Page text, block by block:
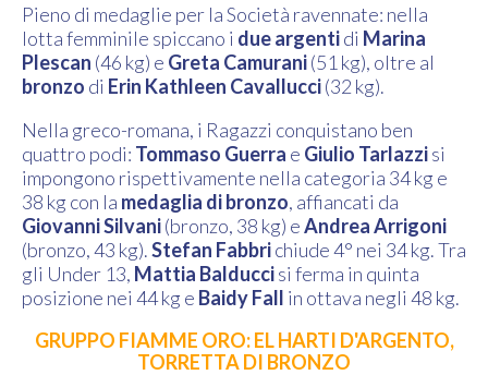
Pieno di medaglie per la Società ravennate: nella
lotta femminile spiccano i due argentidi Marina
Plescan (46 kg) e Greta Camurani(51 kg), oltre al
bronzo di Erin Kathleen Cavallucci(32 kg).
Nella greco-romana, i Ragazzi conquistano ben
quattro podi: Tommaso Guerra e Giulio Tarlazzisi
impongono rispettivamente nella categoria 34 kg e
38 kg con la medaglia di bronzo, affiancati da
Giovanni Silvani(bronzo, 38 kg) eAndrea Arrigoni
(bronzo, 43 kg).Stefan Fabbrichiude 4° nei 34 kg. Tra
gli Under 13, Mattia Balduccisi ferma in quinta
posizione nei 44 kg e Baidy Fall in ottava negli 48 kg.
GRUPPO FIAMME ORO: EL HARTI D'ARGENTO,
TORRETTA DI BRONZO